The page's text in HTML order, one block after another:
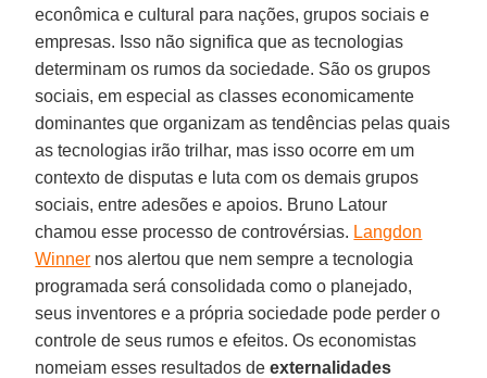
econômica e cultural para nações, grupos sociais e
empresas. Isso não significa que as tecnologias
determinam os rumos da sociedade. São os grupos
sociais, em especial as classes economicamente
dominantes que organizam as tendências pelas quais
as tecnologias irão trilhar, mas isso ocorre em um
contexto de disputas e luta com os demais grupos
sociais, entre adesões e apoios. Bruno Latour
chamou esse processo de controvérsias. Langdon
Winner nos alertou que nem sempre a tecnologia
programada será consolidada como o planejado,
seus inventores e a própria sociedade pode perder o
controle de seus rumos e efeitos. Os economistas
nomeiam esses resultados deexternalidades